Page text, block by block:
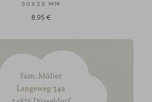
50X25 MM
8,95 €